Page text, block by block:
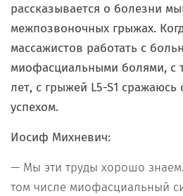
рассказывается о болезни
межпозвоночных грыжах.
массажистов работать с
миофасциальными болями, с
лет, с грыжей L5-S1 сражаюсь
успехом.
Иосиф Михневич:
— Мы эти труды хорошо
том числе миофасциальный